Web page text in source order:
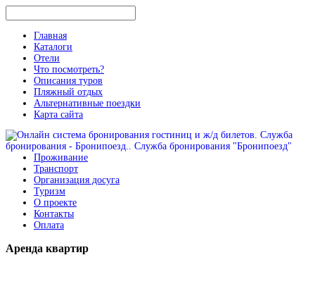
Главная
Каталоги
Отели
Что посмотреть?
Описания туров
Пляжный отдых
Альтернативные поездки
Карта сайта
Проживание
Транспорт
Организация досуга
Туризм
О проекте
Контакты
Оплата
Аренда квартир